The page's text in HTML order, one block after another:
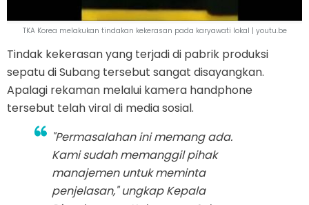
TKA Korea melakukan tindakan kekerasan pada karyawati lokal | youtu.be
Tindak kekerasan yang terjadi di pabrik produksi
sepatu di Subang tersebut sangat disayangkan.
Apalagi rekaman melalui kamera handphone
tersebut telah viral di media sosial.
"Permasalahan ini memang ada.
Kami sudah memanggil pihak
manajemen untuk meminta
penjelasan," ungkap Kepala